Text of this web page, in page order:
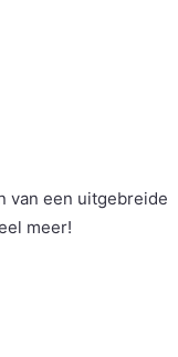
van een uitgebreide
meer!